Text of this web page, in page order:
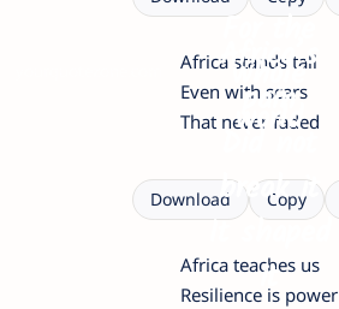
For the
whole
world
Africa stands tall
Even with scars
That never faded
Africa’s
pain
Did not
break it
It shaped
it
Download Copy
Africa teaches us
Resilience is power